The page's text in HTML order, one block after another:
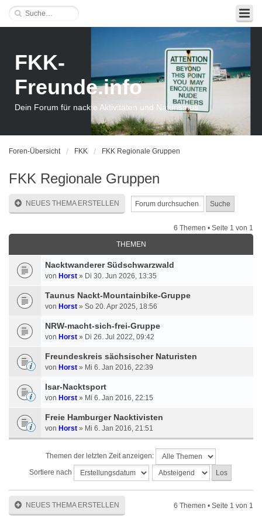
FKK-
Freunde.info
Dein Forum für nackte Aktivitäten und Naturismus
Foren-Übersicht FKK FKK Regionale Gruppen
FKK Regionale Gruppen
NEUES THEMA ERSTELLEN
6 Themen • Seite 1 von 1
THEMEN
Nacktwanderer Südschwarzwald
von Horst » Di 30. Jun 2026, 13:35
Taunus Nackt-Mountainbike-Gruppe
von Horst » So 20. Apr 2025, 18:56
NRW-macht-sich-frei-Gruppe
von Horst » Di 26. Jul 2022, 09:42
Freundeskreis sächsischer Naturisten
von Horst » Mi 6. Jan 2016, 22:39
Isar-Nacktsport
von Horst » Mi 6. Jan 2016, 22:15
Freie Hamburger Nacktivisten
von Horst » Mi 6. Jan 2016, 21:51
Themen der letzten Zeit anzeigen:
Sortiere nach
NEUES THEMA ERSTELLEN 6 Themen • Seite 1 von 1